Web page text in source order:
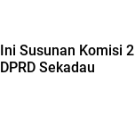
Ini Susunan Komisi 2
DPRD Sekadau